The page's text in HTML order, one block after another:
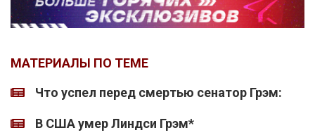
МАТЕРИАЛЫ ПО ТЕМЕ
Что успел перед смертью сенатор Грэм:
В США умер Линдси Грэм*